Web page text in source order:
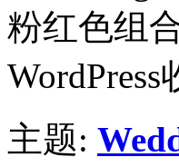
主题: